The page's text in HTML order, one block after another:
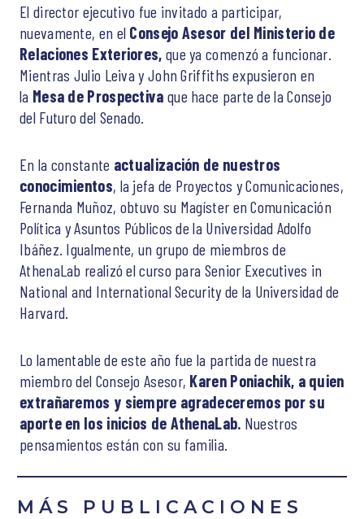
El director ejecutivo fue invitado a participar,
nuevamente, en el Consejo Asesor del Ministerio de
Relaciones Exteriores, que ya comenzó a funcionar.
Mientras Julio Leiva y John Griffiths expusieron en
la Mesa de Prospectiva que hace parte de la Consejo
del Futuro del Senado.
En la constante actualización de nuestros
conocimientos, la jefa de Proyectos y Comunicaciones,
Fernanda Muñoz, obtuvo su Magíster en Comunicación
Política y Asuntos Públicos de la Universidad Adolfo
Ibáñez. Igualmente, un grupo de miembros de
AthenaLab realizó el curso para Senior Executives in
National and International Security de la Universidad de
Harvard.
Lo lamentable de este año fue la partida de nuestra
miembro del Consejo Asesor, Karen Poniachik, a quien
extrañaremos y siempre agradeceremos por su
aporte en los inicios de AthenaLab. Nuestros
pensamientos están con su familia.
MÁS PUBLICACIONES